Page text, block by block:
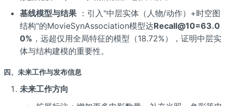
基线模型与结果：引入"中层实体（人物/动作）+时空图
结构"的MovieSynAssociation模型达Recall@10=63.0
0% ，远超仅用全局特征的模型（18.72%），证明中层实
体与结构建模的重要性。
四、未来工作与发布信息
未来工作方向